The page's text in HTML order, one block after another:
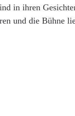
in ihren
und die Bühne